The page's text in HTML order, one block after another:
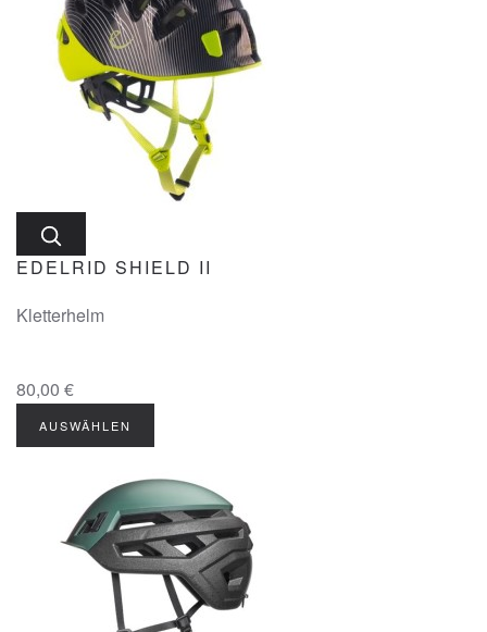
EDELRID SHIELD II
Kletterhelm
80,00 €
AUSWÄHLEN